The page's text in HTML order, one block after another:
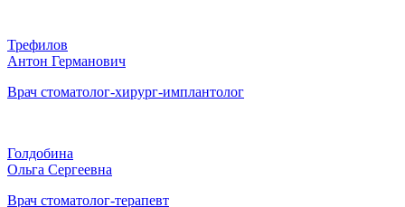
Трефилов
Антон Германович
Врач стоматолог-хирург-имплантолог
Голдобина
Ольга Сергеевна
Врач стоматолог-терапевт